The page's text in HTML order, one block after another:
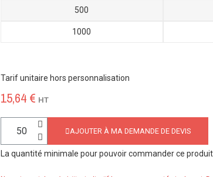
500
1000
Tarif unitaire hors personnalisation
15,64 € HT
AJOUTER À MA DEMANDE DE DEVIS
La quantité minimale pour pouvoir commander ce produit